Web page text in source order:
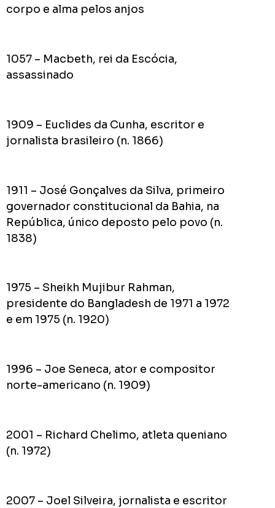
corpo e alma pelos anjos
1057 – Macbeth, rei da Escócia,
assassinado
1909 – Euclides da Cunha, escritor e
jornalista brasileiro (n. 1866)
1911 – José Gonçalves da Silva, primeiro
governador constitucional da Bahia, na
República, único deposto pelo povo (n.
1838)
1975 – Sheikh Mujibur Rahman,
presidente do Bangladesh de 1971 a 1972
e em 1975 (n. 1920)
1996 – Joe Seneca, ator e compositor
norte-americano (n. 1909)
2001 – Richard Chelimo, atleta queniano
(n. 1972)
2007 – Joel Silveira, jornalista e escritor